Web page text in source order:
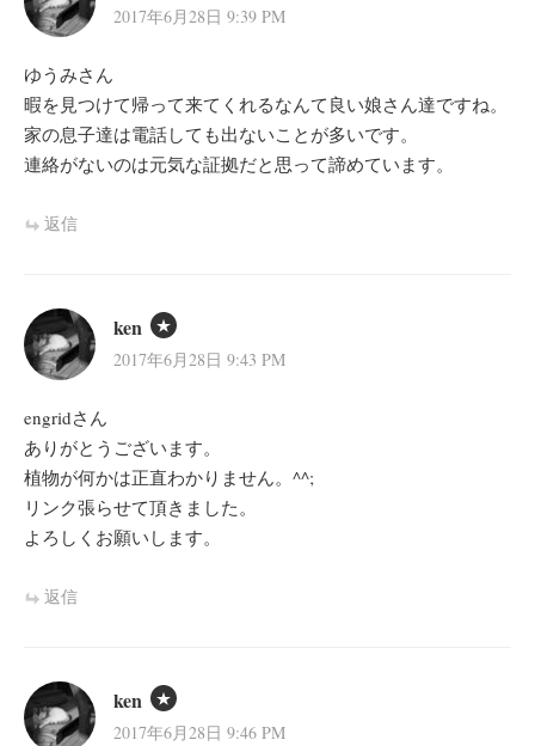
2017年6月28日 9:39 PM
ゆうみさん
暇を見つけて帰って来てくれるなんて良い娘さん達ですね。
家の息子達は電話しても出ないことが多いです。
連絡がないのは元気な証拠だと思って諦めています。
返信
ken
2017年6月28日 9:43 PM
engridさん
ありがとうございます。
植物が何かは正直わかりません。^^;
リンク張らせて頂きました。
よろしくお願いします。
返信
ken
2017年6月28日 9:46 PM